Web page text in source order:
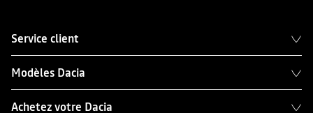
Service client
Modèles Dacia
Achetez votre Dacia